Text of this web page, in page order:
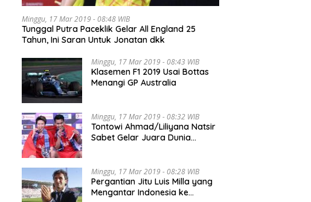
Minggu, 17 Mar 2019 - 08:48 WIB
Tunggal Putra Paceklik Gelar All England 25
Tahun, Ini Saran Untuk Jonatan dkk
Minggu, 17 Mar 2019 - 08:43 WIB
Klasemen F1 2019 Usai Bottas
Menangi GP Australia
Minggu, 17 Mar 2019 - 08:32 WIB
Tontowi Ahmad/Liliyana Natsir
Sabet Gelar Juara Dunia
Minggu, 17 Mar 2019 - 08:28 WIB
Pergantian Jitu Luis Milla yang
Mengantar Indonesia ke